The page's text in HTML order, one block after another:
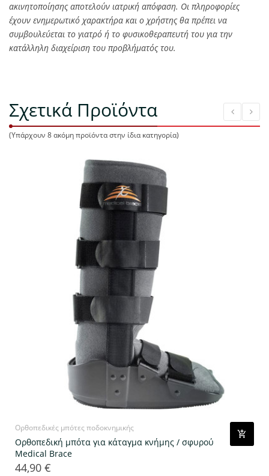
ακινητοποίησης αποτελούν ιατρική απόφαση. Οι πληροφορίες
έχουν ενημερωτικό χαρακτήρα και ο χρήστης θα πρέπει να
συμβουλεύεται το γιατρό ή το φυσικοθεραπευτή του για την
κατάλληλη διαχείριση του προβλήματός του.
Σχετικά Προϊόντα
(Υπάρχουν 8 ακόμη προϊόντα στην ίδια κατηγορία)
Ορθοπεδικές μπότες ποδοκνημικής
Ορθοπεδική μπότα για κάταγμα κνήμης / σφυρού
Medical Brace
Τιμή
44,90 €